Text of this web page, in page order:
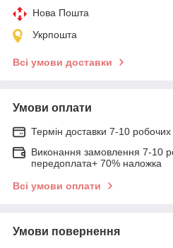
Нова Пошта
Укрпошта
Всі умови доставки
Умови оплати
Термін доставки 7-10
Виконання замовлення 7-10
передоплата+ 70% наложка
Всі умови оплати
Умови повернення